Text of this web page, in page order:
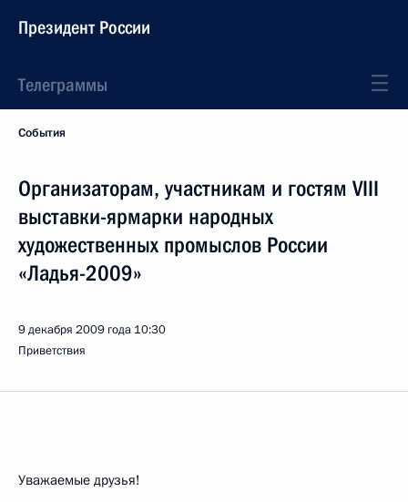
Президент России
Телеграммы
События
Организаторам, участникам и гостям VIII
выставки-ярмарки народных
художественных промыслов России
«Ладья-2009»
9 декабря 2009 года 10:30
Приветствия
Уважаемые друзья!